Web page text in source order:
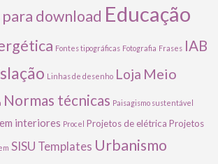
download Educação
Fontes tipográficas Fotografia Frases IAB
Linhas de desenho Loja Meio
Normas técnicas Paisagismo sustentável
interiores Procel Projetos de elétrica Projetos
SISU Templates Urbanismo